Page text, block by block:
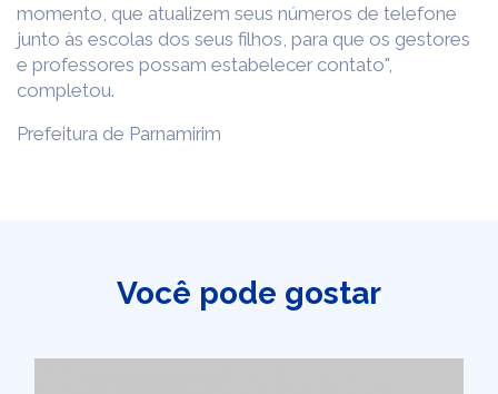
momento, que atualizem seus números de telefone
junto às escolas dos seus filhos, para que os gestores
e professores possam estabelecer contato",
completou.
Prefeitura de Parnamirim
Você pode gostar